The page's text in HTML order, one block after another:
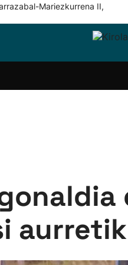
Mariezkurrena II,
Taldeak
aurretik